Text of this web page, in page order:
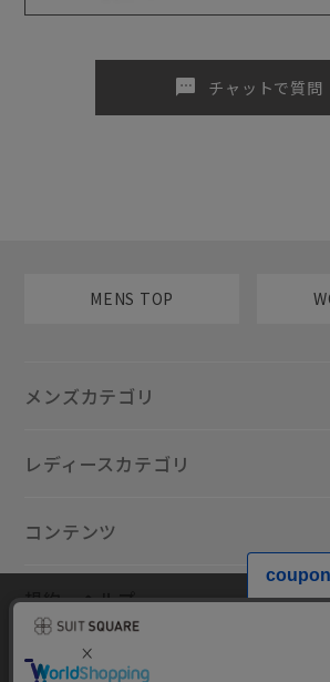
sms チャットで質問
MENS TOP
メンズカテゴリ
レディースカテゴリ
コンテンツ
規約・ヘルプ
当サイトでは利用体験の向上およびコンテンツ
ックの分析を目的としてCookieを使用していま